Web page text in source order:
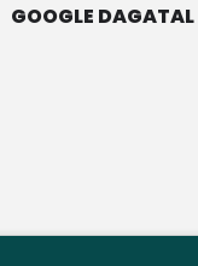
GOOGLE DAGATAL